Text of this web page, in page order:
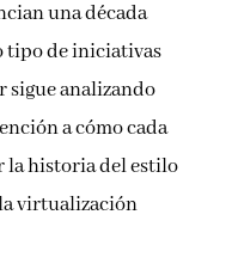
una década
tipo de iniciativas
sigue analizando
a cómo cada
historia del estilo
virtualización